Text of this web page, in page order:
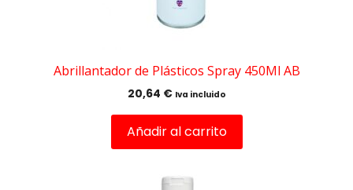
Abrillantador de Plásticos Spray 450Ml AB
20,64 € Iva incluido
Añadir al carrito